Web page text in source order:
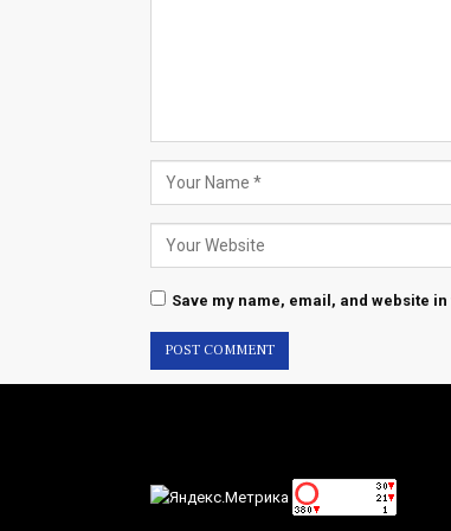
Save my name, email, and website